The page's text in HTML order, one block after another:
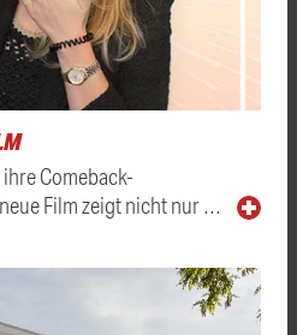
Comeback-
Film zeigt nicht nur …